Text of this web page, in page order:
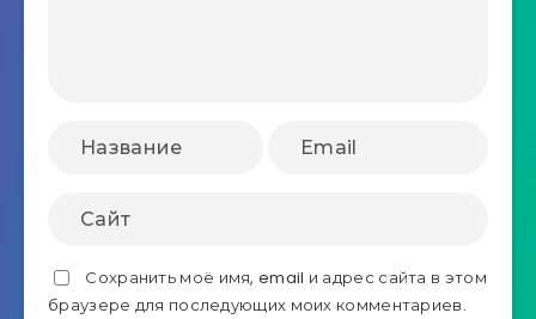
Сохранить моё имя, email и адрес сайта в этом
браузере для последующих моих комментариев.